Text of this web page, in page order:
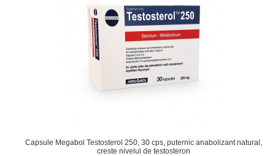
Capsule Megabol Testosterol 250, 30 cps, puternic anabolizant natural,
creste nivelul de testosteron